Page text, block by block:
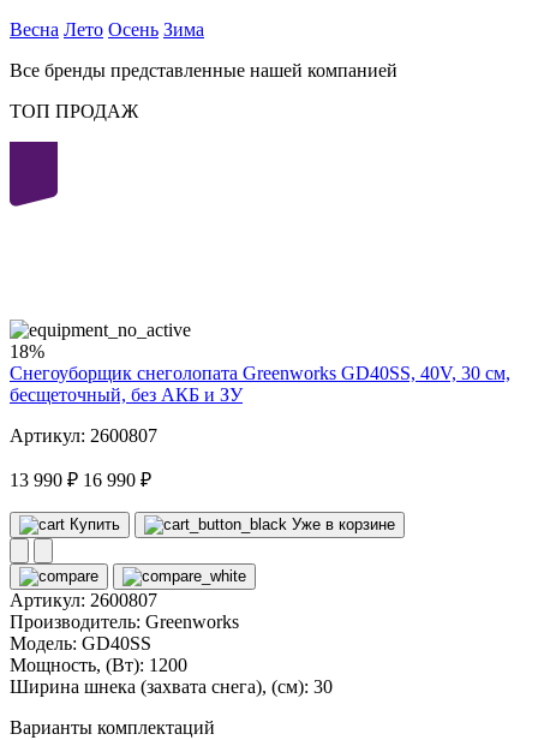
Весна Лето Осень Зима
Все бренды представленные нашей компанией
ТОП ПРОДАЖ
18%
Снегоуборщик снеголопата Greenworks GD40SS, 40V, 30 см,
бесщеточный, без АКБ и ЗУ
Артикул: 2600807
13 990 ₽ 16 990 ₽
Купить Уже в корзине
Артикул: 2600807
Производитель: Greenworks
Модель: GD40SS
Мощность, (Вт): 1200
Ширина шнека (захвата снега), (см): 30
Варианты комплектаций